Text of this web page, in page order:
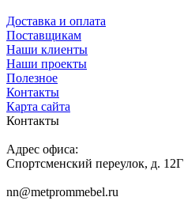
Доставка и оплата
Поставщикам
Наши клиенты
Наши проекты
Полезное
Контакты
Карта сайта
Контакты
Адрес офиса:
Спортсменский переулок, д. 12Г
nn@metprommebel.ru